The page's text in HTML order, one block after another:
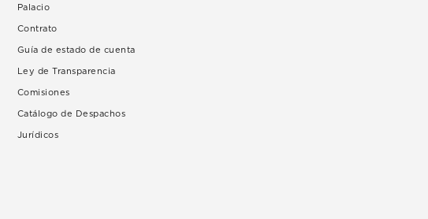
Palacio
Contrato
Guía de estado de cuenta
Ley de Transparencia
Comisiones
Catálogo de Despachos
Jurídicos